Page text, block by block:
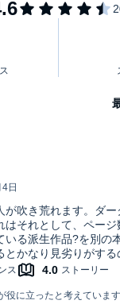
が吹き荒れます。ダー
はそれとして、ペー
いる派生作品?を別の
かなり見劣りがする